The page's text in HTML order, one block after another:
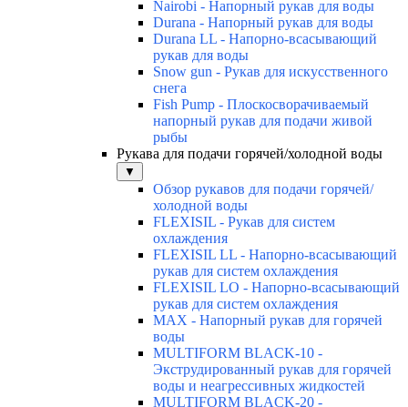
Nairobi - Напорный рукав для воды
Durana - Напорный рукав для воды
Durana LL - Напорно-всасывающий
рукав для воды
Snow gun - Рукав для искусственного
снега
Fish Pump - Плоскосворачиваемый
напорный рукав для подачи живой
рыбы
Рукава для подачи горячей/холодной воды
▼
Обзор рукавов для подачи горячей/
холодной воды
FLEXISIL - Рукав для систем
охлаждения
FLEXISIL LL - Напорно-всасывающий
рукав для систем охлаждения
FLEXISIL LO - Напорно-всасывающий
рукав для систем охлаждения
MAX - Напорный рукав для горячей
воды
MULTIFORM BLACK-10 -
Экструдированный рукав для горячей
воды и неагрессивных жидкостей
MULTIFORM BLACK-20 -